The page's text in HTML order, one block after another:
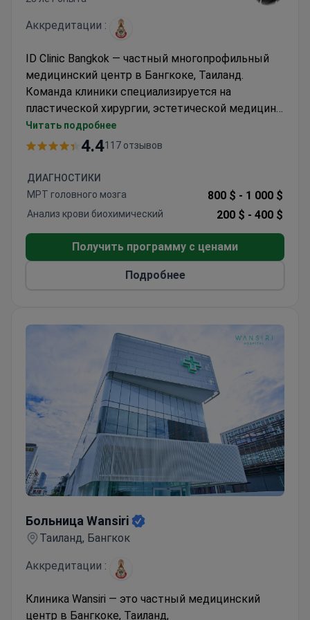
Аккредитации :
ID Clinic Bangkok — частный многопрофильный
медицинский центр в Бангкоке, Таиланд.
Команда клиники специализируется на
пластической хирургии, эстетической медицине,
косметологии и хирургии снижения веса. Среди
достижений клиники — следующие показатели
ринопластика (пластика носа) — 95%,
абдоминопластика с использованием
стволовых клеток — 96%. ID Clinic Bangkok
обслуживает только взрослых пациентов.
Ежегодно клинику посещают 4000 пациентов.
Чаще всего сюда обращаются пациенты из
Европы, стран Содружества, Лиги арабских
государств, США, Канады и Австралии.
Читать подробнее
4.4117 отзывов
ДИАГНОСТИКИ
МРТ головного мозга
800 $ - 1 000 $
Анализ крови биохимический 200 $ - 400 $
Получить программу с ценами
Подробнее
Больница Wansiri
Таиланд, Бангкок
Аккредитации :
Клиника Wansiri — это частный медицинский
центр в Бангкоке, Таиланд,